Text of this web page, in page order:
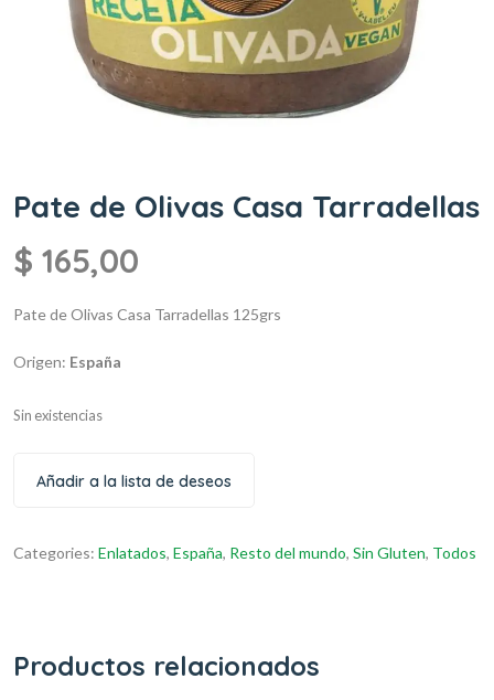
Pate de Olivas Casa Tarradellas
$ 165,00
Pate de Olivas Casa Tarradellas 125grs
Origen: España
Sin existencias
Añadir a la lista de deseos
Categories: Enlatados, España, Resto del mundo, Sin Gluten, Todos
Productos relacionados